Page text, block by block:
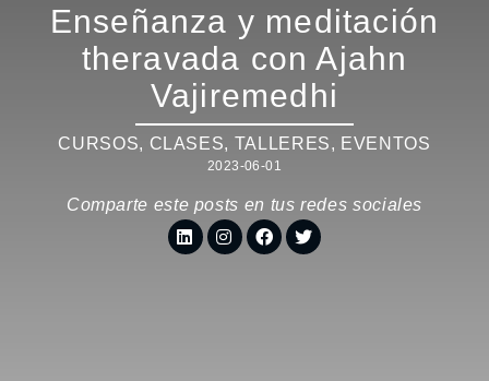
Enseñanza y meditación
theravada con Ajahn
Vajiremedhi
CURSOS, CLASES, TALLERES, EVENTOS
2023-06-01
Comparte este posts en tus redes sociales